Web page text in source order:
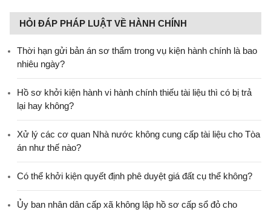
HỎI ĐÁP PHÁP LUẬT VỀ HÀNH CHÍNH
Thời hạn gửi bản án sơ thẩm trong vụ kiện hành chính là bao
nhiêu ngày?
Hồ sơ khởi kiện hành vi hành chính thiếu tài liệu thì có bị trả
lại hay không?
Xử lý các cơ quan Nhà nước không cung cấp tài liệu cho Tòa
án như thế nào?
Có thể khởi kiện quyết định phê duyệt giá đất cụ thể không?
Ủy ban nhân dân cấp xã không lập hồ sơ cấp sổ đỏ cho